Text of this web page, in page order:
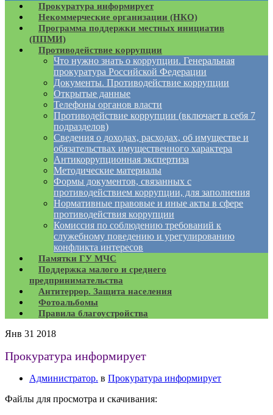
Прокуратура информирует
Некоммерческие организации (НКО)
Программа поддержки местных инициатив
(ППМИ)
Противодействие коррупции
Что нужно знать о коррупции. Генеральная
прокуратура Российской Федерации
Документы. Противодействие коррупции
Открытые данные
Телефоны органов власти
Противодействие коррупции (включает в себя 7
подразделов)
Сведения о доходах, расходах, об имуществе и
обязательствах имущественного характера
Антикоррупционная экспертиза
Методические материалы
Формы документов, связанных с
противодействием коррупции, для заполнения
Нормативные правовые и иные акты в сфере
противодействия коррупции
Комиссия по соблюдению требований к
служебному поведению и урегулированию
конфликта интересов
Памятки ГУ МЧС
Поддержка малого и среднего
предпринимательства
Антитеррор. Защита населения
Фотоальбомы
Правила благоустройства
Янв 31 2018
Прокуратура информирует
Администратор. в Прокуратура информирует
Файлы для просмотра и скачивания: